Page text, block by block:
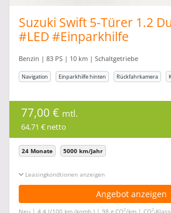
Suzuki Swift 5-Türer 1.2
#LED #Einparkhilfe
Benzin | 83 PS | 10 km | Schaltgetriebe
Navigation Einparkhilfe hinten Rückfahrkamera
77,00 € mtl.
64,71 € netto
24 Monate 5000 km/Jahr
Leasingkonditionen ein-/ausblenden
Angebot anzeigen
2 2